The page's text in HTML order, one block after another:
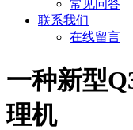
常见问答
联系我们
在线留言
一种新型
理机